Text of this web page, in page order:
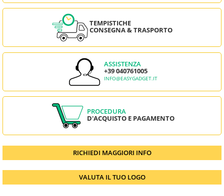
TEMPISTICHE
CONSEGNA & TRASPORTO
ASSISTENZA
+39 040761005
INFO@EASYGADGET.IT
PROCEDURA
D'ACQUISTO E PAGAMENTO
RICHIEDI MAGGIORI INFO
VALUTA IL TUO LOGO